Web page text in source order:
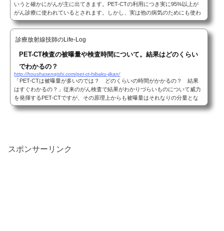
いうと確かにがんが主に出てきます。PET-CTの利用につき実に95%以上が
がん診療に使われているとされます。しかし、実は他の病気のためにも使わ
れていたりします。（意外でしょう？）今回はPET-CT...
診療放射線技師のLife-Log
PET-CT検査の被曝量や検査時間について。結果はどのくらい
でわかるの？
http://houshasengishi.com/pet-ct-hibaku-jikan/
「PET-CTは被曝量が多いのでは？ どのくらいの時間がかかるの？ 結果
はすぐわかるの？」従来のがん検査で結果がわかりづらいものについて威力
を発揮するPET-CTですが、その原理上からも被曝量はそれなりの分量とな
ります。また、特殊な検査のためどのくらい時間が...
スポンサーリンク